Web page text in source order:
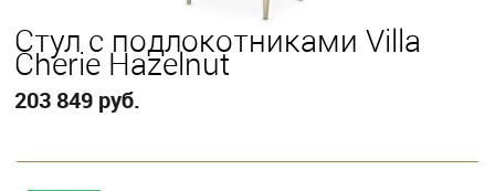
Стул с подлокотниками Villa
Cherie Hazelnut
203 849 руб.